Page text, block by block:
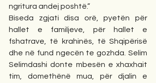
ngritura andej poshtë.”
Biseda zgjati disa orë, pyetën për
hallet e familjeve, për hallet e
fshatrave, të krahinës, të Shqipërisë
dhe në fund ngecën te gozhda. Selim
Selimdashi donte mbesën e xhaxhait
tim, domethënë mua, për djalin e